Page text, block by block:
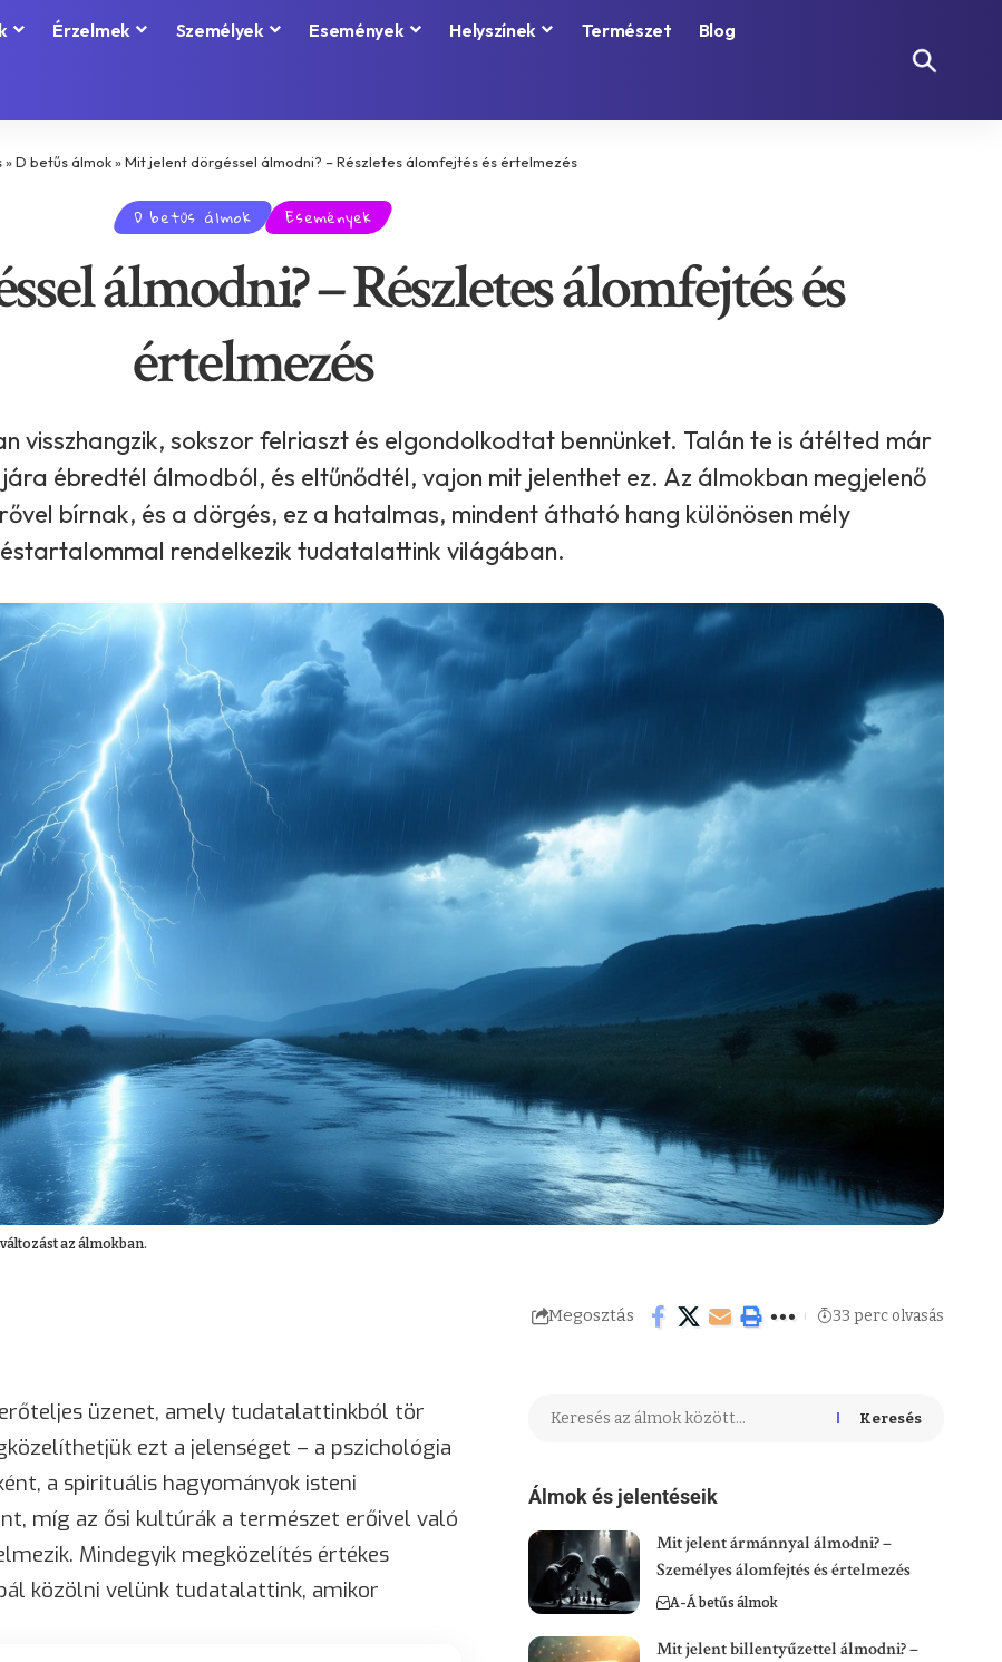
Érzelmek Személyek Események Helyszínek Természet Blog
»D betűs álmok»Mit jelent dörgéssel álmodni? – Részletes álomfejtés és értelmezés
D betűs álmok Események
álmodni? – Részletes álomfejtés és
értelmezés
visszhangzik, sokszor felriaszt és elgondolkodtat bennünket. Talán te is átélted már
ébredtél álmodból, és eltűnődtél, vajon mit jelenthet ez. Az álmokban megjelenő
bírnak, és a dörgés, ez a hatalmas, mindent átható hang különösen mély
rendelkezik tudatalattink világában.
az álmokban.
Megosztás 33 perc olvasás
üzenet, amely tudatalattinkból tör
ezt a jelenséget – a pszichológia
a spirituális hagyományok isteni
míg az ősi kultúrák a természet erőivel való
Mindegyik megközelítés értékes
közölni velünk tudatalattink, amikor
Keresés
Álmok és jelentéseik
Mit jelent ármánnyal álmodni? –
Személyes álomfejtés és értelmezés
A-Á betűs álmok
Mit jelent billentyűzettel álmodni? –